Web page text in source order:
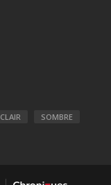
CLAIR SOMBRE